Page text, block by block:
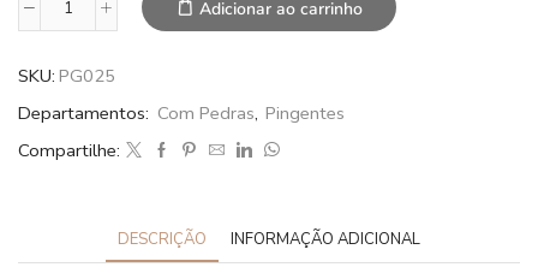
Adicionar ao carrinho
SKU: PG025
Departamentos: Com Pedras, Pingentes
Compartilhe:
DESCRIÇÃO INFORMAÇÃO ADICIONAL